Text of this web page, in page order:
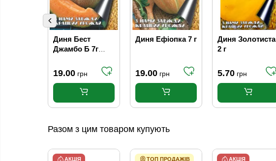
Диня Бест
Джамбо Б 7г
(10шт/уп)
(1000шт/ящ)
19.00 грн
Диня Ефіопка 7 г
19.00 грн
Диня Золотиста
2 г
5.70 грн
Разом з цим товаром купують
АКЦІЯ ТОП ПРОДАЖІВ АКЦІЯ